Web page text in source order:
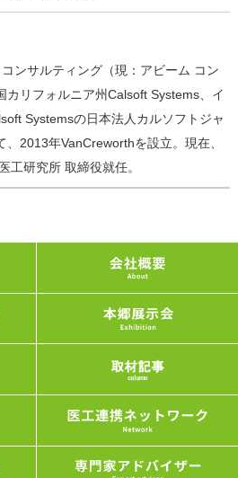
ンサルティング（現：アビーム コン
カリフォルニア州Calsoft Systems、イ
Systemsの日本法人カルソフトジャ
2013年VanCreworthを設立。現在、
工研究所 取締役就任。